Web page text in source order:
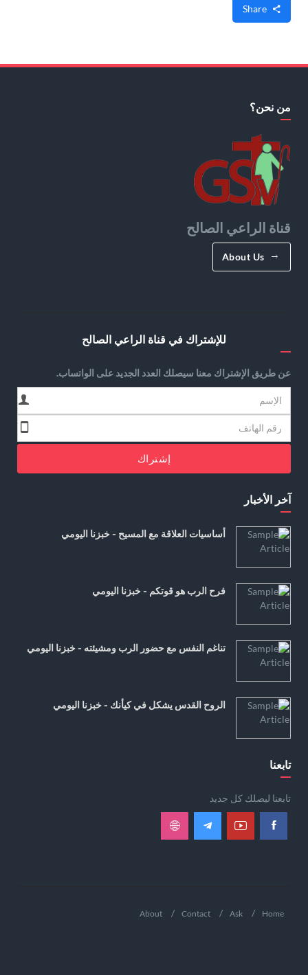
من نحن؟
قناة الراعي الصالح
About Us
للإشتراك في قناة الراعي الصالح
عن طريق الإشتراك معنا سيصلك العدد الجديد على الواتساب.
إشتراك
آخر الأخبار
أساسيات العلاقة مع المسيح - خبزنا اليومي
فرح الرب هو قوتكم - خبزنا اليومي
تناغم النفس مع حضور الرب ومشيئته - خبزنا اليومي
الروح القدس يشكل في كيأنك - خبزنا اليومي
تابعنا
تابعنا ليصلك كل جديد
Home
Ask
Contact
About